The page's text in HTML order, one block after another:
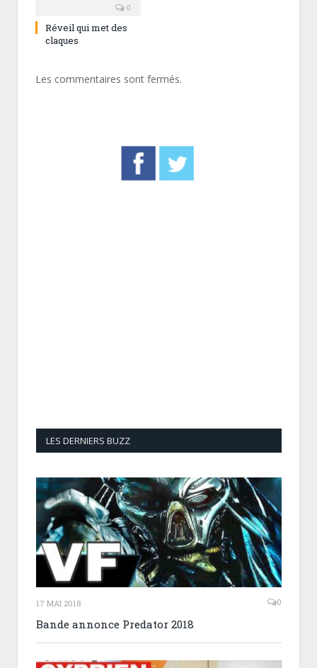
0
Réveil qui met des
claques
Les commentaires sont fermés.
LES DERNIERS BUZZ
17 MAI 2018 0
Bande annonce Predator 2018